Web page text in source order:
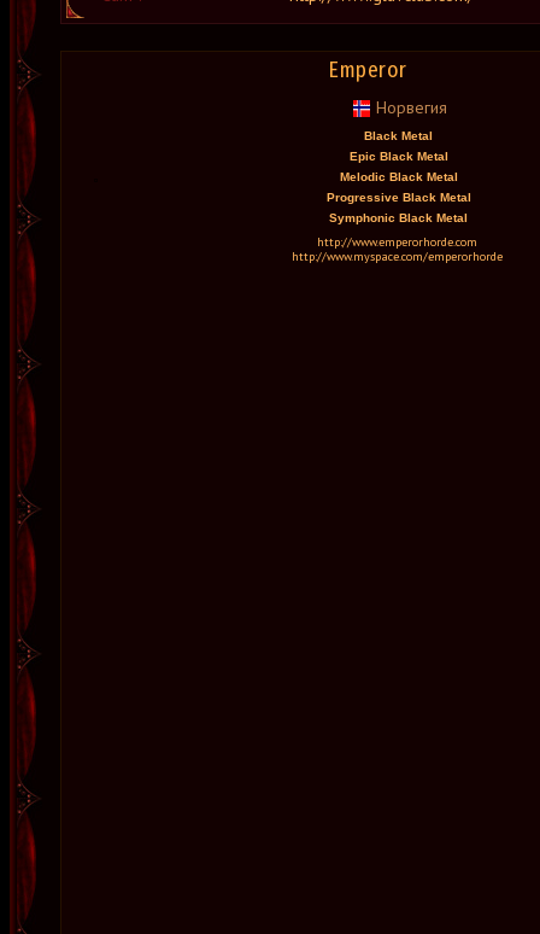
Emperor
Норвегия
Black Metal
Epic Black Metal
Melodic Black Metal
Progressive Black Metal
Symphonic Black Metal
http://www.emperorhorde.com
http://www.myspace.com/emperorhorde